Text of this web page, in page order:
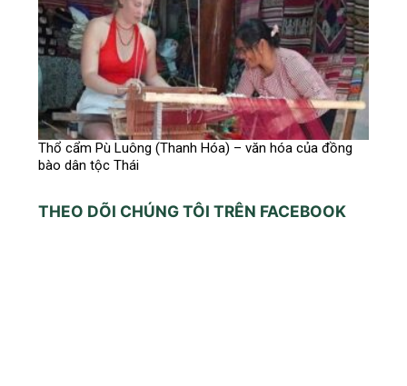
Thổ cẩm Pù Luông (Thanh Hóa) – văn hóa của đồng
bào dân tộc Thái
THEO DÕI CHÚNG TÔI TRÊN FACEBOOK